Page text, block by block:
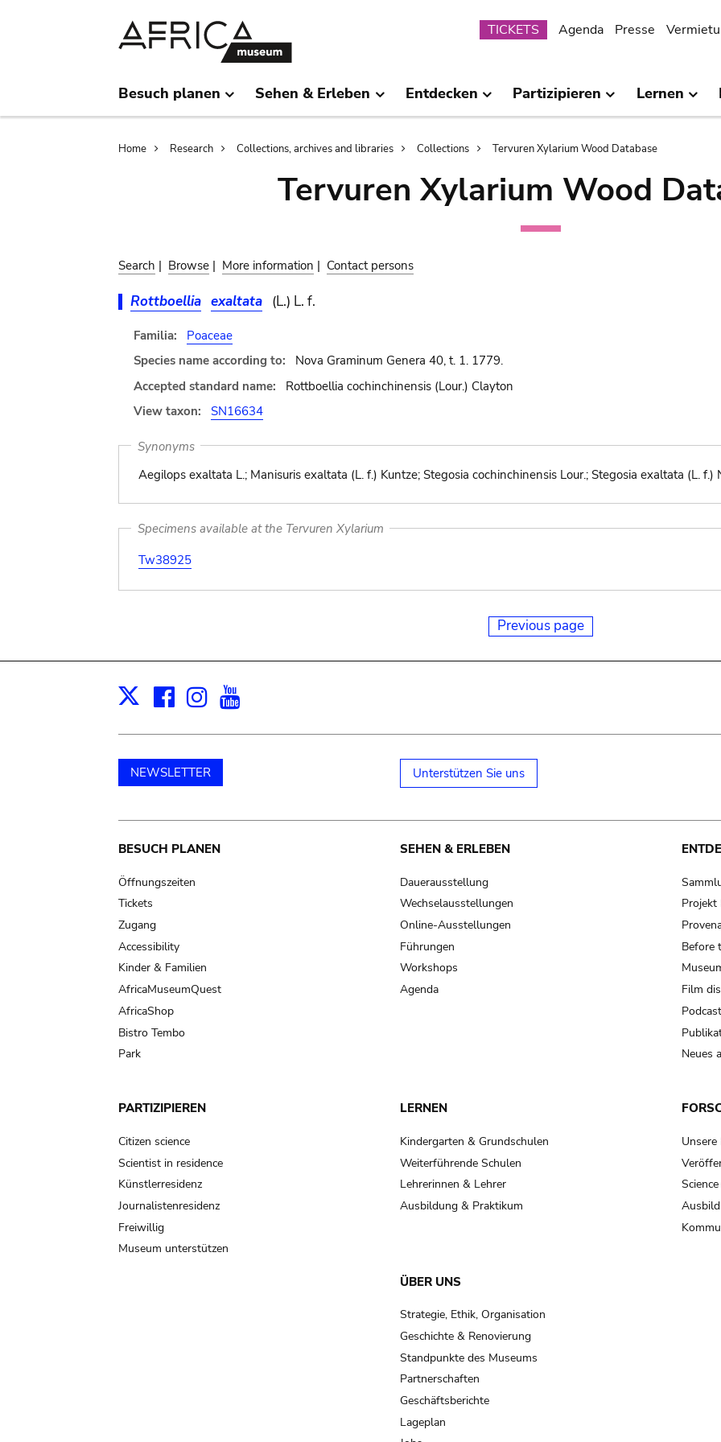
Submenu
TICKETS Agenda Presse
Besuch planen Sehen & Erleben Entdecken Partizipieren Lernen
Breadcrumb
Home Research Collections, archives and libraries Collections Tervuren Xylarium Wood Database
Tervuren Xylarium Wood
Search | Browse | More information | Contact persons
Rottboellia exaltata (L.) L. f.
Familia:
Poaceae
Species name according to:
Nova Graminum Genera 40, t. 1. 1779.
Accepted standard name:
Rottboellia cochinchinensis (Lour.) Clayton
View taxon:
SN16634
Synonyms
Aegilops exaltata L.; Manisuris exaltata (L. f.) Kuntze; Stegosia cochinchinensis Lour.; Stegosia exaltata (L. f.)
Specimens available at the Tervuren Xylarium
Tw38925
Previous page
X Facebook
Instagram
NEWSLETTER Unterstützen Sie uns
Main
navigation
BESUCH PLANEN
Öffnungszeiten
Tickets
Zugang
Accessibility
Kinder & Familien
AfricaMuseumQuest
AfricaShop
Bistro Tembo
Park
SEHEN & ERLEBEN
Dauerausstellung
Wechselausstellungen
Online-Ausstellungen
Führungen
Workshops
Agenda
Projekt
Before
Film
Neues
PARTIZIPIEREN
Citizen science
Scientist in residence
Künstlerresidenz
Journalistenresidenz
Freiwillig
Museum unterstützen
LERNEN
Kindergarten & Grundschulen
Weiterführende Schulen
Lehrerinnen & Lehrer
Ausbildung & Praktikum
ÜBER UNS
Strategie, Ethik, Organisation
Geschichte & Renovierung
Standpunkte des Museums
Partnerschaften
Geschäftsberichte
Lageplan